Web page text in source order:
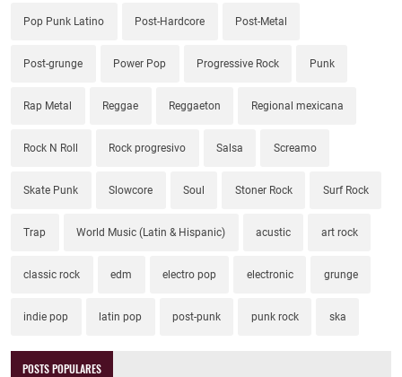
Pop Punk Latino Post-Hardcore Post-Metal
Post-grunge Power Pop Progressive Rock Punk
Rap Metal Reggae Reggaeton Regional mexicana
Rock N Roll Rock progresivo Salsa Screamo
Skate Punk Slowcore Soul Stoner Rock Surf Rock
Trap World Music (Latin & Hispanic) acustic art rock
classic rock edm electro pop electronic grunge
indie pop latin pop post-punk punk rock ska
POSTS POPULARES